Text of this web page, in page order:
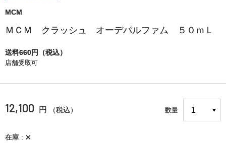
MCM
ＭＣＭ クラッシュ オーデパルファム ５０ｍＬ
送料660円（税込）
店舗受取可
12,100 円 （税込） 数量
在庫 ×